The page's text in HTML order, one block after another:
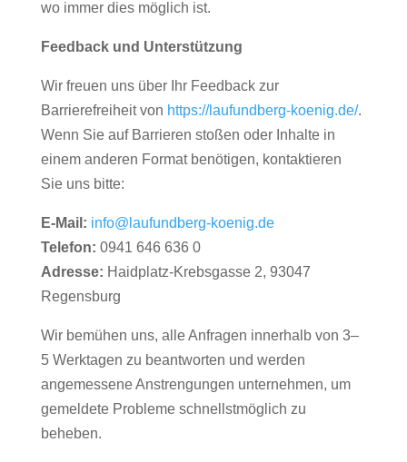
wo immer dies möglich ist.
Feedback und Unterstützung
Wir freuen uns über Ihr Feedback zur
Barrierefreiheit von https://laufundberg-koenig.de/.
Wenn Sie auf Barrieren stoßen oder Inhalte in
einem anderen Format benötigen, kontaktieren
Sie uns bitte:
E-Mail: info@laufundberg-koenig.de
Telefon: 0941 646 636 0
Adresse: Haidplatz-Krebsgasse 2, 93047
Regensburg
Wir bemühen uns, alle Anfragen innerhalb von 3–
5 Werktagen zu beantworten und werden
angemessene Anstrengungen unternehmen, um
gemeldete Probleme schnellstmöglich zu
beheben.